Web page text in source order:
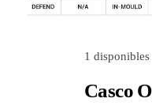
Casco
1 disponibles